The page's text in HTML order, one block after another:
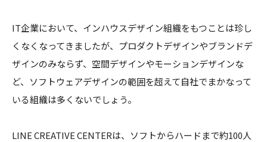
IT企業において、インハウスデザイン組織をもつことは珍し
くなくなってきましたが、プロダクトデザインやブランドデ
ザインのみならず、空間デザインやモーションデザインな
ど、ソフトウェアデザインの範囲を超えて自社でまかなって
いる組織は多くないでしょう。
LINE CREATIVE CENTERは、ソフトからハードまで約100人